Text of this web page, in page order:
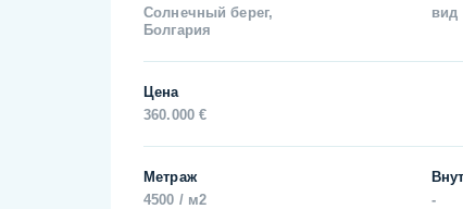
Солнечный берег,
Болгария
вид
Цена
360.000 €
Метраж
4500 / м2
-